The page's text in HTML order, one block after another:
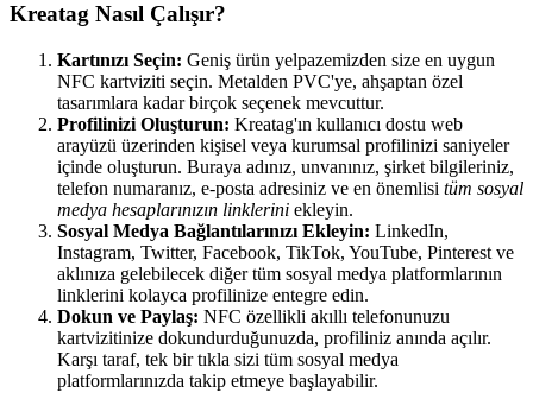
Kreatag Nasıl Çalışır?
Kartınızı Seçin: Geniş ürün yelpazemizden size en uygun
NFC kartviziti seçin. Metalden PVC'ye, ahşaptan özel
tasarımlara kadar birçok seçenek mevcuttur.
Profilinizi Oluşturun: Kreatag'ın kullanıcı dostu web
arayüzü üzerinden kişisel veya kurumsal profilinizi saniyeler
içinde oluşturun. Buraya adınız, unvanınız, şirket bilgileriniz,
telefon numaranız, e-posta adresiniz ve en önemlisi tüm sosyal
medya hesaplarınızın linklerini ekleyin.
Sosyal Medya Bağlantılarınızı Ekleyin: LinkedIn,
Instagram, Twitter, Facebook, TikTok, YouTube, Pinterest ve
aklınıza gelebilecek diğer tüm sosyal medya platformlarının
linklerini kolayca profilinize entegre edin.
Dokun ve Paylaş: NFC özellikli akıllı telefonunuzu
kartvizitinize dokundurduğunuzda, profiliniz anında açılır.
Karşı taraf, tek bir tıkla sizi tüm sosyal medya
platformlarınızda takip etmeye başlayabilir.